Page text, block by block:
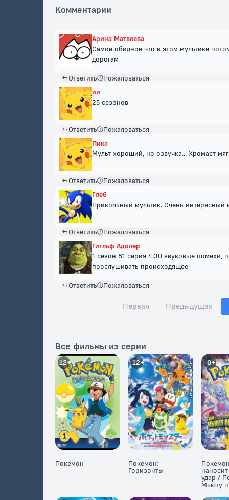
Комментарии
Арина Матвеева
Самое обидное что в этом мультике
дорогам
Ответить
Пожаловаться
ии
25 сезонов
Ответить
Пожаловаться
Пика
Мульт хороший, но озвучка... Хромает
Ответить
Пожаловаться
Глеб
Прикольный мультик. Очень интересный
Ответить
Пожаловаться
Гитльф Адолер
1 сезон 81 серия 4:30 звуковые
прослушивать происходящее
Ответить Пожаловаться
Первая Предыдущая
Все фильмы из серии
12+
Покемон
12+
Покемон:
Горизонты
0+
удар /
Мьюту